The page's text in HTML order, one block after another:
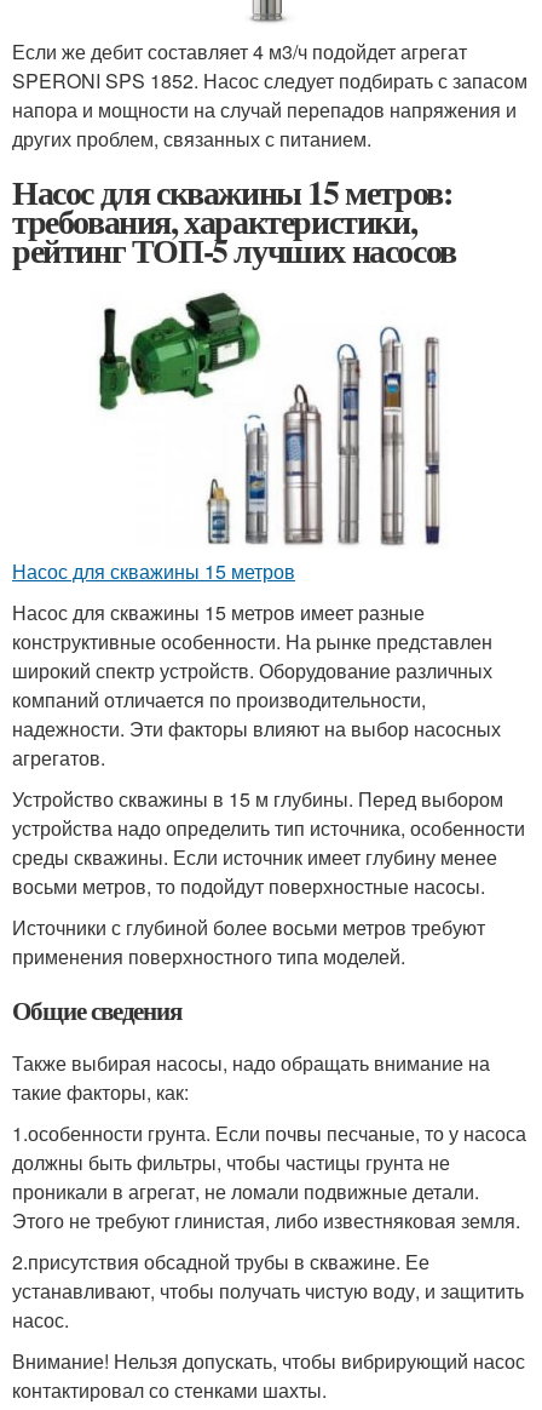
Если же дебит составляет 4 м3/ч подойдет агрегат
SPERONI SPS 1852. Насос следует подбирать с запасом
напора и мощности на случай перепадов напряжения и
других проблем, связанных с питанием.
Насос для скважины 15 метров:
требования, характеристики,
рейтинг ТОП-5 лучших насосов
Насос для скважины 15 метров
Насос для скважины 15 метров имеет разные
конструктивные особенности. На рынке представлен
широкий спектр устройств. Оборудование различных
компаний отличается по производительности,
надежности. Эти факторы влияют на выбор насосных
агрегатов.
Устройство скважины в 15 м глубины. Перед выбором
устройства надо определить тип источника, особенности
среды скважины. Если источник имеет глубину менее
восьми метров, то подойдут поверхностные насосы.
Источники с глубиной более восьми метров требуют
применения поверхностного типа моделей.
Общие сведения
Также выбирая насосы, надо обращать внимание на
такие факторы, как:
1.особенности грунта. Если почвы песчаные, то у насоса
должны быть фильтры, чтобы частицы грунта не
проникали в агрегат, не ломали подвижные детали.
Этого не требуют глинистая, либо известняковая земля.
2.присутствия обсадной трубы в скважине. Ее
устанавливают, чтобы получать чистую воду, и защитить
насос.
Внимание! Нельзя допускать, чтобы вибрирующий насос
контактировал со стенками шахты.